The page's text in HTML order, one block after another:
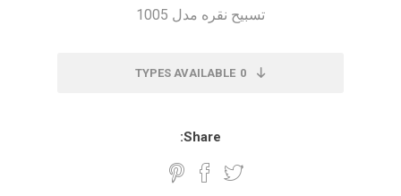
تسبیح نقره مدل 1005
0
TYPES AVAILABLE
Share: